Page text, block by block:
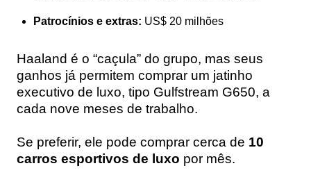
Patrocínios e extras: US$ 20 milhões
Haaland é o “caçula” do grupo, mas seus
ganhos já permitem comprar um jatinho
executivo de luxo, tipo Gulfstream G650, a
cada nove meses de trabalho.
Se preferir, ele pode comprar cerca de 10
carros esportivos de luxo por mês.